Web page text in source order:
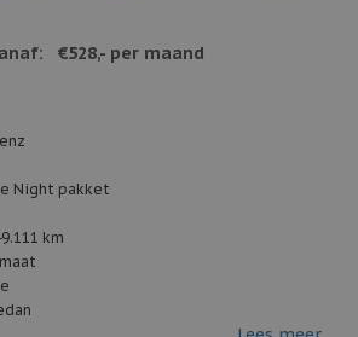
€528,- per maand
Night pakket
km